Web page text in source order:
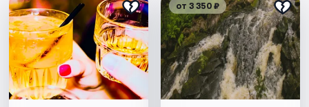
от 3 350 ₽